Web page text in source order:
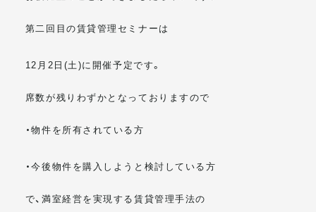
第二回目の賃貸管理セミナーは
12月2日(土)に開催予定です。
席数が残りわずかとなっておりますので
・物件を所有されている方
・今後物件を購入しようと検討している方
で、満室経営を実現する賃貸管理手法の